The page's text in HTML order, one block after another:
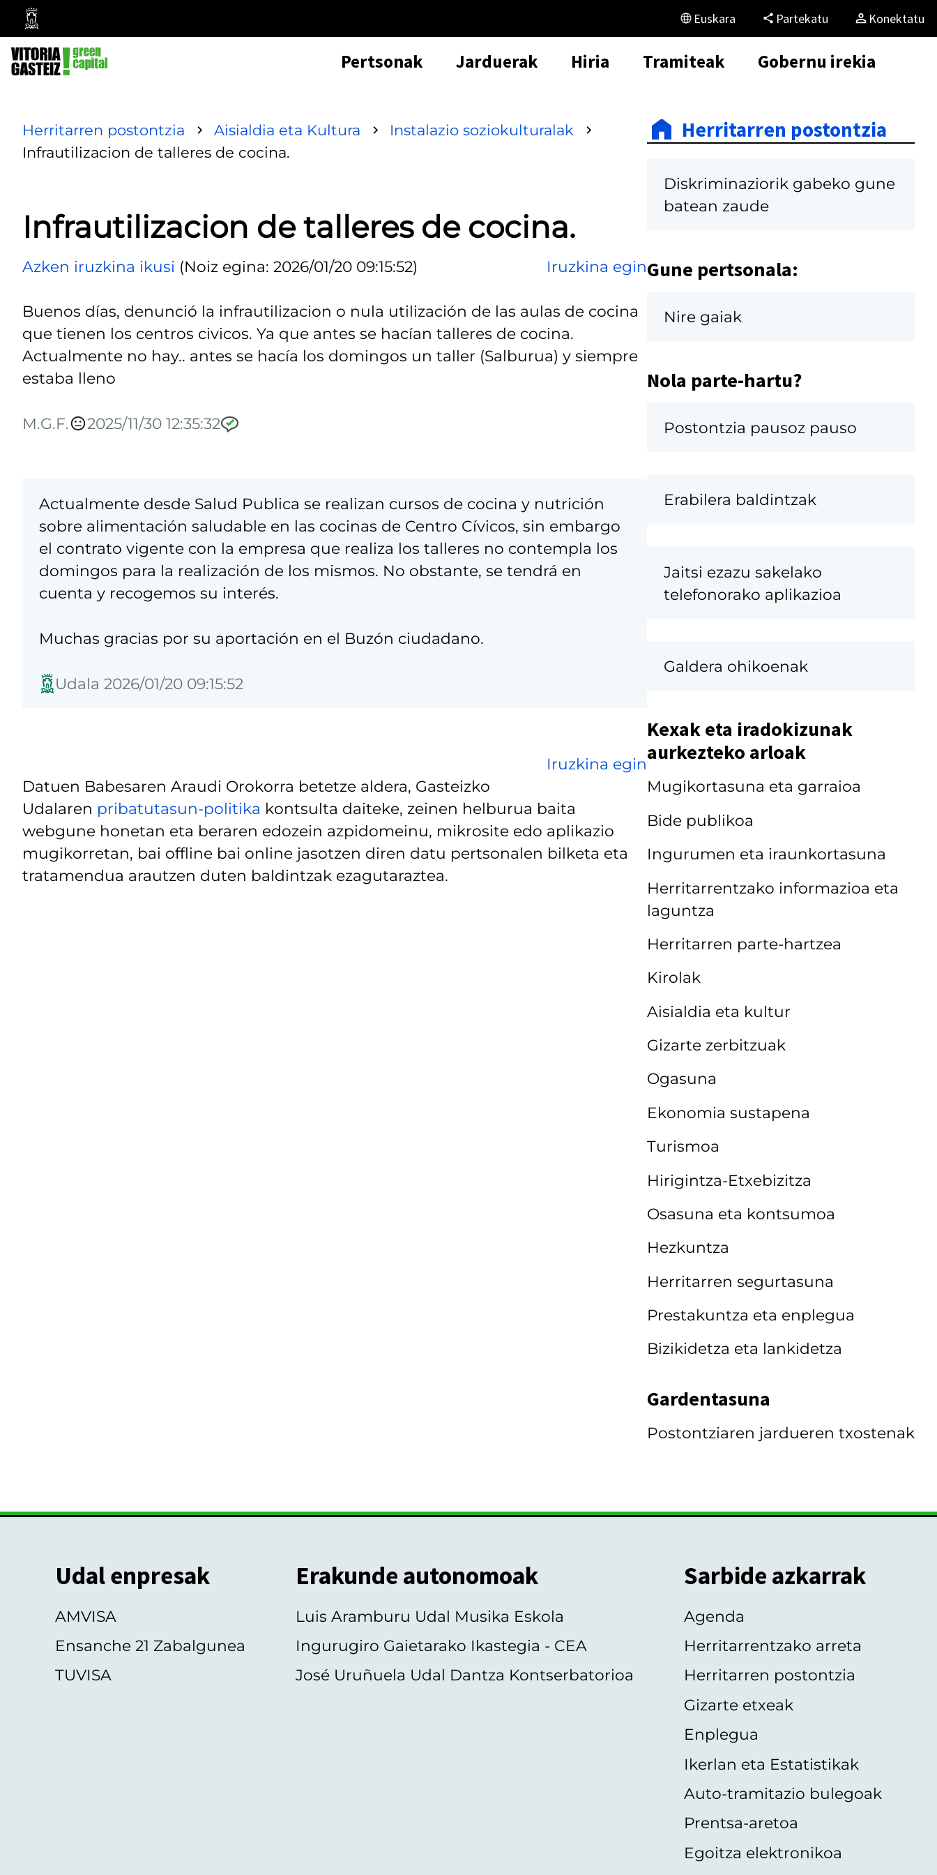
Vitoria-
Gasteizko
Udala
Euskara Partekatu Konektatu
Pertsonak Jarduerak Hiria Tramiteak Gobernu irekia
Herritarren postontzia Aisialdia eta Kultura
Instalazio soziokulturalak
Infrautilizacion de talleres de cocina.
Infrautilizacion de talleres de cocina.
Azken iruzkina ikusi (Noiz egina: 2026/01/20 09:15:52) Iruzkina egin
Buenos días, denunció la infrautilizacion o nula utilización de las aulas de cocina
que tienen los centros civicos. Ya que antes se hacían talleres de cocina.
Actualmente no hay.. antes se hacía los domingos un taller (Salburua) y siempre
estaba lleno
M.G.F. 2025/11/30 12:35:32
Actualmente desde Salud Publica se realizan cursos de cocina y nutrición
sobre alimentación saludable en las cocinas de Centro Cívicos, sin embargo
el contrato vigente con la empresa que realiza los talleres no contempla los
domingos para la realización de los mismos. No obstante, se tendrá en
cuenta y recogemos su interés.
Muchas gracias por su aportación en el Buzón ciudadano.
Udala 2026/01/20 09:15:52
Iruzkina egin
Datuen Babesaren Araudi Orokorra betetze aldera, Gasteizko
Udalaren pribatutasun-politika kontsulta daiteke, zeinen helburua baita
webgune honetan eta beraren edozein azpidomeinu, mikrosite edo aplikazio
mugikorretan, bai offline bai online jasotzen diren datu pertsonalen bilketa eta
tratamendua arautzen duten baldintzak ezagutaraztea.
Herritarren postontzia
Diskriminaziorik gabeko gune
batean zaude
Gune pertsonala:
Nire gaiak
Nola parte-hartu?
Postontzia pausoz pauso
Erabilera baldintzak
Jaitsi ezazu sakelako
telefonorako aplikazioa
Galdera ohikoenak
Kexak eta iradokizunak
aurkezteko arloak
Mugikortasuna eta garraioa
Bide publikoa
Ingurumen eta iraunkortasuna
Herritarrentzako informazioa eta
laguntza
Herritarren parte-hartzea
Kirolak
Aisialdia eta kultur
Gizarte zerbitzuak
Ogasuna
Ekonomia sustapena
Turismoa
Hirigintza-Etxebizitza
Osasuna eta kontsumoa
Hezkuntza
Herritarren segurtasuna
Prestakuntza eta enplegua
Bizikidetza eta lankidetza
Gardentasuna
Postontziaren jardueren txostenak
Udal enpresak
AMVISA
Ensanche 21 Zabalgunea
TUVISA
Erakunde autonomoak
Luis Aramburu Udal Musika Eskola
Ingurugiro Gaietarako Ikastegia - CEA
José Uruñuela Udal Dantza Kontserbatorioa
Sarbide azkarrak
Agenda
Herritarrentzako arreta
Herritarren postontzia
Gizarte etxeak
Enplegua
Ikerlan eta Estatistikak
Auto-tramitazio bulegoak
Prentsa-aretoa
Egoitza elektronikoa